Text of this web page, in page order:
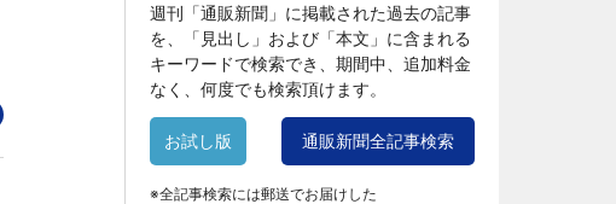
週刊「通販新聞」に掲載された過去の記事
を、「見出し」および「本文」に含まれる
キーワードで検索でき、期間中、追加料金
なく、何度でも検索頂けます。
お試し版 通販新聞全記事検索
※全記事検索には郵送でお届けした